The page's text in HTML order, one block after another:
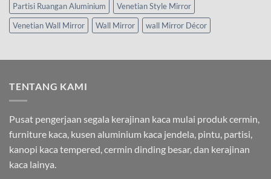
Partisi Ruangan Aluminium
Venetian Style Mirror
Venetian Wall Mirror
Wall Mirror wall Mirror Décor
TENTANG KAMI
Pusat pengerjaan segala kerajinan kaca mulai produk cermin,
furniture kaca, kusen aluminium kaca jendela, pintu, partisi,
kanopi kaca tempered, cermin dinding besar, dan kerajinan
kaca lainya.